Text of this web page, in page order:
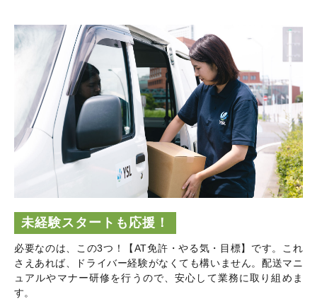
未経験スタートも応援！
必要なのは、この3つ！【AT免許・やる気・目標】です。これ
さえあれば、ドライバー経験がなくても構いません。配送マニ
ュアルやマナー研修を行うので、安心して業務に取り組めま
す。